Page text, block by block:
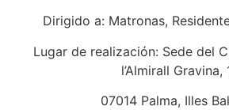
Dirigido a: Matronas,
Lugar de realización: Sede del
l’Almirall Gravina,
07014 Palma, Illes